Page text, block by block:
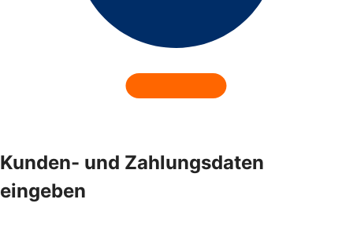
Kunden- und Zahlungsdaten
eingeben